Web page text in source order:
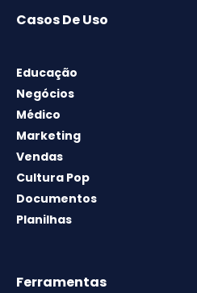
Casos De Uso
Educação
Negócios
Médico
Marketing
Vendas
Cultura Pop
Documentos
Planilhas
Ferramentas